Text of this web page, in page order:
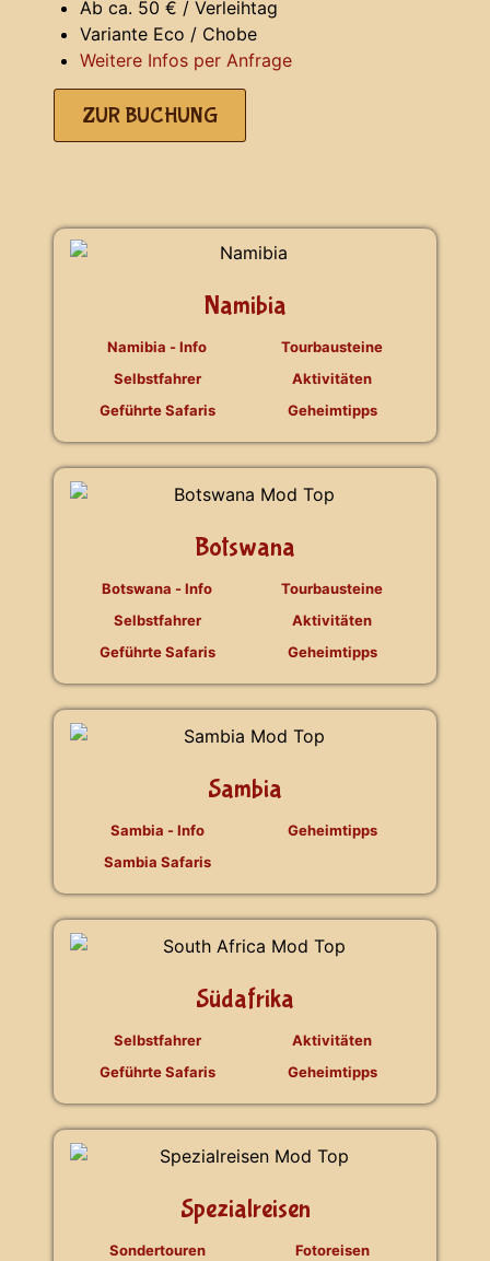
Ab ca. 50 € / Verleihtag
Variante Eco / Chobe
Weitere Infos per Anfrage
ZUR BUCHUNG
Namibia
Namibia - Info
Selbstfahrer
Geführte Safaris
Tourbausteine
Aktivitäten
Geheimtipps
Botswana
Botswana - Info
Selbstfahrer
Geführte Safaris
Tourbausteine
Aktivitäten
Geheimtipps
Sambia
Sambia - Info
Sambia Safaris
Geheimtipps
Südafrika
Selbstfahrer
Geführte Safaris
Aktivitäten
Geheimtipps
Spezialreisen
Sondertouren
Fotoreisen